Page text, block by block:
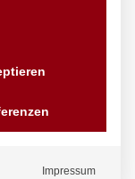
Impressum